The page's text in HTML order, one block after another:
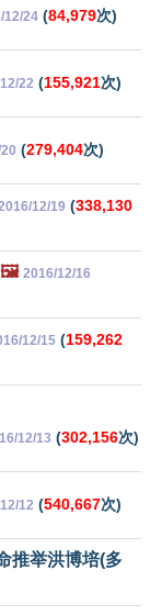
12/24 (84,979次)
22 (155,921次)
(279,404次)
12/19 (338,130
🖼️ 2016/12/16
12/15 (159,262
12/13 (302,156次)
12 (540,667次)
推举洪博培(多